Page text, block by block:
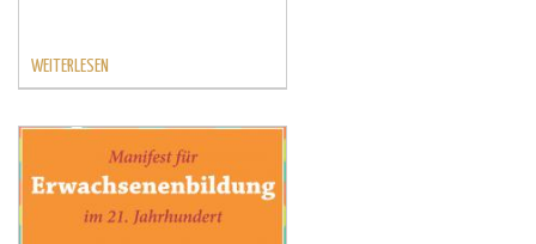
WEITERLESEN